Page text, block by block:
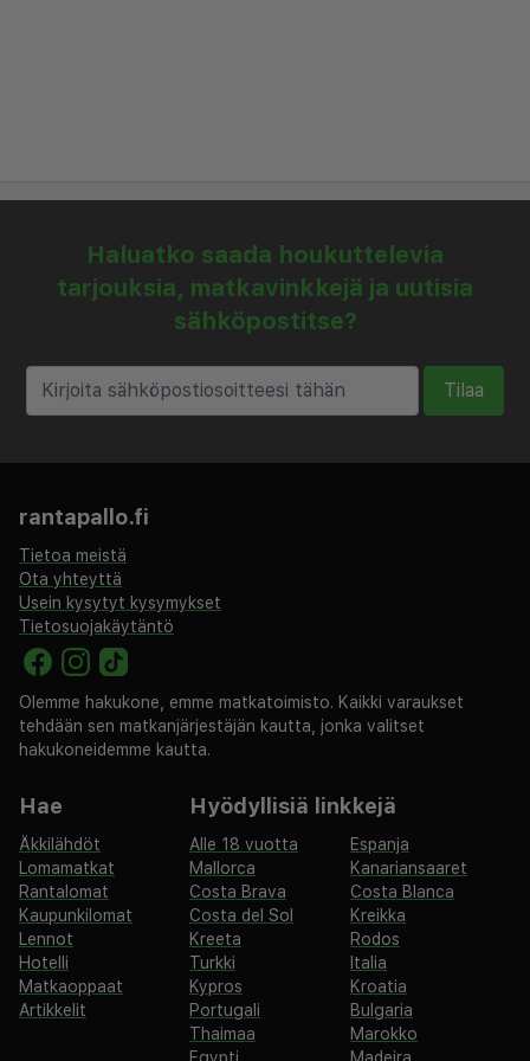
Haluatko saada houkuttelevia
tarjouksia, matkavinkkejä ja uutisia
sähköpostitse?
Tilaa
rantapallo.fi
Tietoa meistä
Ota yhteyttä
Usein kysytyt kysymykset
Tietosuojakäytäntö
Olemme hakukone, emme matkatoimisto. Kaikki varaukset
tehdään sen matkanjärjestäjän kautta, jonka valitset
hakukoneidemme kautta.
Hae
Äkkilähdöt
Lomamatkat
Rantalomat
Kaupunkilomat
Lennot
Hotelli
Matkaoppaat
Artikkelit
Hyödyllisiä linkkejä
Alle 18 vuotta
Espanja
Mallorca
Kanariansaaret
Costa Brava
Costa Blanca
Costa del Sol
Kreikka
Kreeta
Rodos
Turkki
Italia
Kypros
Kroatia
Portugali
Bulgaria
Thaimaa
Marokko